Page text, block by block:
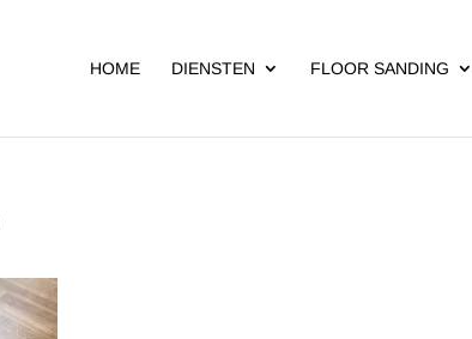
HOME DIENSTEN FLOOR SANDING